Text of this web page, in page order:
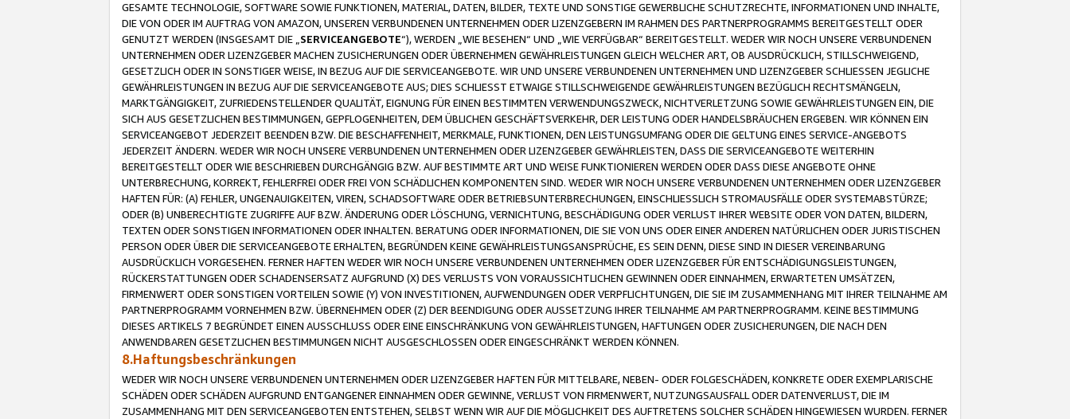
GESAMTE TECHNOLOGIE, SOFTWARE SOWIE FUNKTIONEN, MATERIAL, DATEN, BILDER, TEXTE UND SONSTIGE GEWERBLICHE SCHUTZRECHTE, INFORMATIONEN UND INHALTE,
DIE VON ODER IM AUFTRAG VON AMAZON, UNSEREN VERBUNDENEN UNTERNEHMEN ODER LIZENZGEBERN IM RAHMEN DES PARTNERPROGRAMMS BEREITGESTELLT ODER
GENUTZT WERDEN (INSGESAMT DIE „ SERVICEANGEBOTE“), WERDEN „WIE BESEHEN“ UND „WIE VERFÜGBAR“ BEREITGESTELLT. WEDER WIR NOCH UNSERE VERBUNDENEN
UNTERNEHMEN ODER LIZENZGEBER MACHEN ZUSICHERUNGEN ODER ÜBERNEHMEN GEWÄHRLEISTUNGEN GLEICH WELCHER ART, OB AUSDRÜCKLICH, STILLSCHWEIGEND,
GESETZLICH ODER IN SONSTIGER WEISE, IN BEZUG AUF DIE SERVICEANGEBOTE. WIR UND UNSERE VERBUNDENEN UNTERNEHMEN UND LIZENZGEBER SCHLIESSEN JEGLICHE
GEWÄHRLEISTUNGEN IN BEZUG AUF DIE SERVICEANGEBOTE AUS; DIES SCHLIESST ETWAIGE STILLSCHWEIGENDE GEWÄHRLEISTUNGEN BEZÜGLICH RECHTSMÄNGELN,
MARKTGÄNGIGKEIT, ZUFRIEDENSTELLENDER QUALITÄT, EIGNUNG FÜR EINEN BESTIMMTEN VERWENDUNGSZWECK, NICHTVERLETZUNG SOWIE GEWÄHRLEISTUNGEN EIN, DIE
SICH AUS GESETZLICHEN BESTIMMUNGEN, GEPFLOGENHEITEN, DEM ÜBLICHEN GESCHÄFTSVERKEHR, DER LEISTUNG ODER HANDELSBRÄUCHEN ERGEBEN. WIR KÖNNEN EIN
SERVICEANGEBOT JEDERZEIT BEENDEN BZW. DIE BESCHAFFENHEIT, MERKMALE, FUNKTIONEN, DEN LEISTUNGSUMFANG ODER DIE GELTUNG EINES SERVICE-ANGEBOTS
JEDERZEIT ÄNDERN. WEDER WIR NOCH UNSERE VERBUNDENEN UNTERNEHMEN ODER LIZENZGEBER GEWÄHRLEISTEN, DASS DIE SERVICEANGEBOTE WEITERHIN
BEREITGESTELLT ODER WIE BESCHRIEBEN DURCHGÄNGIG BZW. AUF BESTIMMTE ART UND WEISE FUNKTIONIEREN WERDEN ODER DASS DIESE ANGEBOTE OHNE
UNTERBRECHUNG, KORREKT, FEHLERFREI ODER FREI VON SCHÄDLICHEN KOMPONENTEN SIND. WEDER WIR NOCH UNSERE VERBUNDENEN UNTERNEHMEN ODER LIZENZGEBER
HAFTEN FÜR: (A) FEHLER, UNGENAUIGKEITEN, VIREN, SCHADSOFTWARE ODER BETRIEBSUNTERBRECHUNGEN, EINSCHLIESSLICH STROMAUSFÄLLE ODER SYSTEMABSTÜRZE;
ODER (B) UNBERECHTIGTE ZUGRIFFE AUF BZW. ÄNDERUNG ODER LÖSCHUNG, VERNICHTUNG, BESCHÄDIGUNG ODER VERLUST IHRER WEBSITE ODER VON DATEN, BILDERN,
TEXTEN ODER SONSTIGEN INFORMATIONEN ODER INHALTEN. BERATUNG ODER INFORMATIONEN, DIE SIE VON UNS ODER EINER ANDEREN NATÜRLICHEN ODER JURISTISCHEN
PERSON ODER ÜBER DIE SERVICEANGEBOTE ERHALTEN, BEGRÜNDEN KEINE GEWÄHRLEISTUNGSANSPRÜCHE, ES SEIN DENN, DIESE SIND IN DIESER VEREINBARUNG
AUSDRÜCKLICH VORGESEHEN. FERNER HAFTEN WEDER WIR NOCH UNSERE VERBUNDENEN UNTERNEHMEN ODER LIZENZGEBER FÜR ENTSCHÄDIGUNGSLEISTUNGEN,
RÜCKERSTATTUNGEN ODER SCHADENSERSATZ AUFGRUND (X) DES VERLUSTS VON VORAUSSICHTLICHEN GEWINNEN ODER EINNAHMEN, ERWARTETEN UMSÄTZEN,
FIRMENWERT ODER SONSTIGEN VORTEILEN SOWIE (Y) VON INVESTITIONEN, AUFWENDUNGEN ODER VERPFLICHTUNGEN, DIE SIE IM ZUSAMMENHANG MIT IHRER TEILNAHME AM
PARTNERPROGRAMM VORNEHMEN BZW. ÜBERNEHMEN ODER (Z) DER BEENDIGUNG ODER AUSSETZUNG IHRER TEILNAHME AM PARTNERPROGRAMM. KEINE BESTIMMUNG
DIESES ARTIKELS 7 BEGRÜNDET EINEN AUSSCHLUSS ODER EINE EINSCHRÄNKUNG VON GEWÄHRLEISTUNGEN, HAFTUNGEN ODER ZUSICHERUNGEN, DIE NACH DEN
ANWENDBAREN GESETZLICHEN BESTIMMUNGEN NICHT AUSGESCHLOSSEN ODER EINGESCHRÄNKT WERDEN KÖNNEN.
8.Haftungsbeschränkungen
WEDER WIR NOCH UNSERE VERBUNDENEN UNTERNEHMEN ODER LIZENZGEBER HAFTEN FÜR MITTELBARE, NEBEN- ODER FOLGESCHÄDEN, KONKRETE ODER EXEMPLARISCHE
SCHÄDEN ODER SCHÄDEN AUFGRUND ENTGANGENER EINNAHMEN ODER GEWINNE, VERLUST VON FIRMENWERT, NUTZUNGSAUSFALL ODER DATENVERLUST, DIE IM
ZUSAMMENHANG MIT DEN SERVICEANGEBOTEN ENTSTEHEN, SELBST WENN WIR AUF DIE MÖGLICHKEIT DES AUFTRETENS SOLCHER SCHÄDEN HINGEWIESEN WURDEN. FERNER